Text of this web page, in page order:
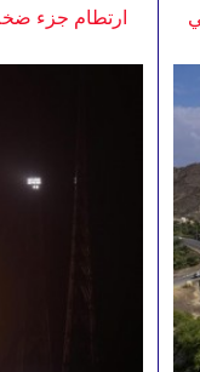
ارتطام جزء